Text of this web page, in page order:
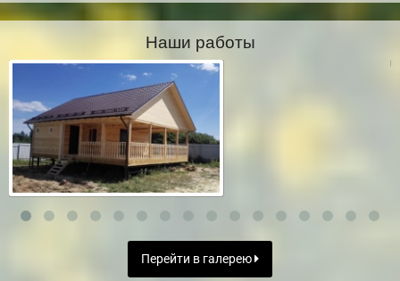
Наши работы
Перейти в галерею